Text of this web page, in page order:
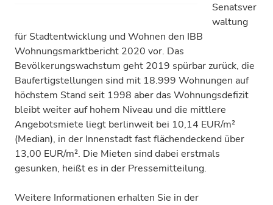
Senatsver
waltung
für Stadtentwicklung und Wohnen den IBB
Wohnungsmarktbericht 2020 vor. Das
Bevölkerungswachstum geht 2019 spürbar zurück, die
Baufertigstellungen sind mit 18.999 Wohnungen auf
höchstem Stand seit 1998 aber das Wohnungsdefizit
bleibt weiter auf hohem Niveau und die mittlere
Angebotsmiete liegt berlinweit bei 10,14 EUR/m²
(Median), in der Innenstadt fast flächendeckend über
13,00 EUR/m². Die Mieten sind dabei erstmals
gesunken, heißt es in der Pressemitteilung.
Weitere Informationen erhalten Sie in der